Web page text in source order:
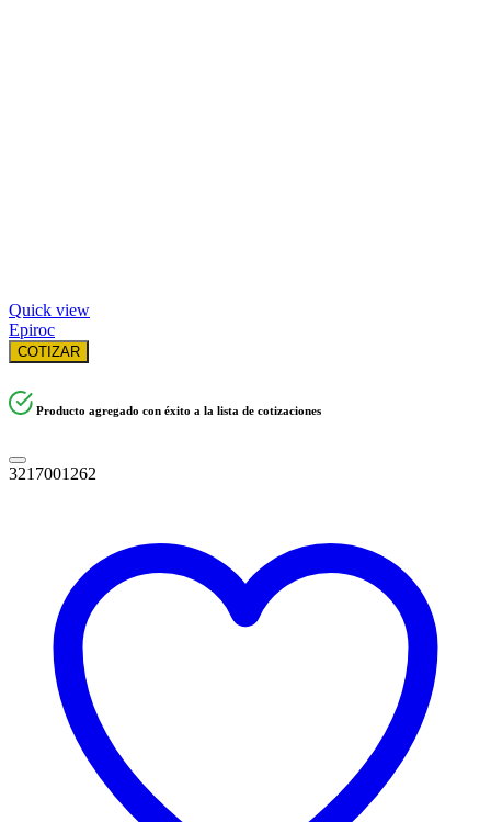
Quick view
Epiroc
COTIZAR
Producto agregado con éxito a la lista de cotizaciones
3217001262